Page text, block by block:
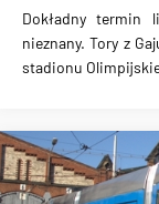
Dokładny termin
nieznany. Tory z
stadionu